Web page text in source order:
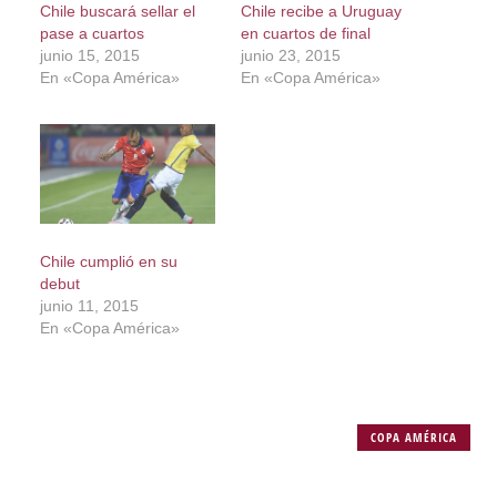
Chile buscará sellar el
pase a cuartos
junio 15, 2015
En «Copa América»
Chile recibe a Uruguay
en cuartos de final
junio 23, 2015
En «Copa América»
Chile cumplió en su
debut
junio 11, 2015
En «Copa América»
COPA AMÉRICA